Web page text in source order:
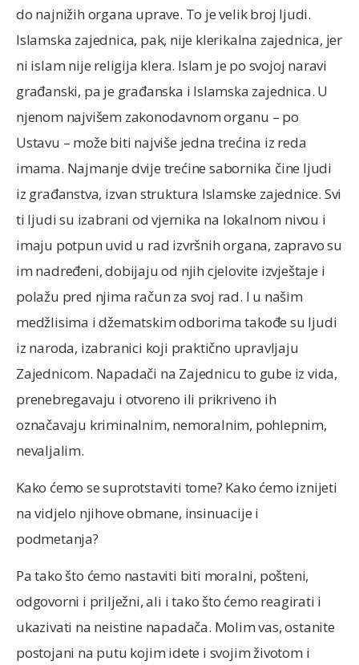
do najnižih organa uprave. To je velik broj ljudi.
Islamska zajednica, pak, nije klerikalna zajednica, jer
ni islam nije religija klera. Islam je po svojoj naravi
građanski, pa je građanska i Islamska zajednica. U
njenom najvišem zakonodavnom organu – po
Ustavu – može biti najviše jedna trećina iz reda
imama. Najmanje dvije trećine sabornika čine ljudi
iz građanstva, izvan struktura Islamske zajednice. Svi
ti ljudi su izabrani od vjernika na lokalnom nivou i
imaju potpun uvid u rad izvršnih organa, zapravo su
im nadređeni, dobijaju od njih cjelovite izvještaje i
polažu pred njima račun za svoj rad. I u našim
medžlisima i džematskim odborima takođe su ljudi
iz naroda, izabranici koji praktično upravljaju
Zajednicom. Napadači na Zajednicu to gube iz vida,
prenebregavaju i otvoreno ili prikriveno ih
označavaju kriminalnim, nemoralnim, pohlepnim,
nevaljalim.
Kako ćemo se suprotstaviti tome? Kako ćemo iznijeti
na vidjelo njihove obmane, insinuacije i
podmetanja?
Pa tako što ćemo nastaviti biti moralni, pošteni,
odgovorni i prilježni, ali i tako što ćemo reagirati i
ukazivati na neistine napadača. Molim vas, ostanite
postojani na putu kojim idete i svojim životom i